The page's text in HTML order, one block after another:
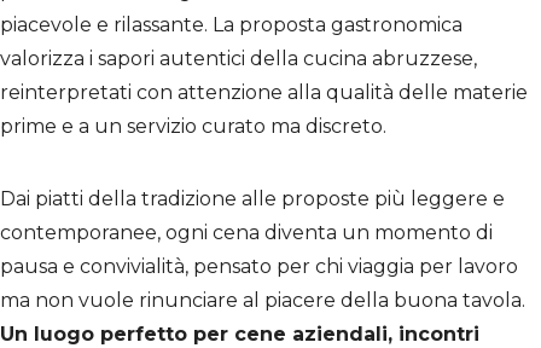
Home
Le nostre Camere
L’Hotel
Ristorante
piacevole e rilassante. La proposta gastronomica
valorizza i sapori autentici della cucina abruzzese,
reinterpretati con attenzione alla qualità delle materie
prime e a un servizio curato ma discreto.
Dai piatti della tradizione alle proposte più leggere e
contemporanee, ogni cena diventa un momento di
pausa e convivialità, pensato per chi viaggia per lavoro
ma non vuole rinunciare al piacere della buona tavola.
Un luogo perfetto per cene aziendali, incontri